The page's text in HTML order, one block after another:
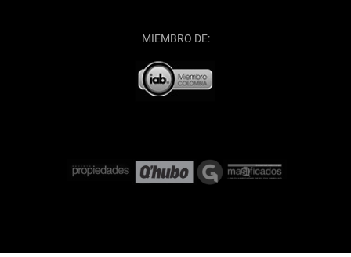
MIEMBRO DE: